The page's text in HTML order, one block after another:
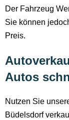
Der Fahrzeug
Sie können
Preis.
Autos
Nutzen Sie
Büdelsdorf